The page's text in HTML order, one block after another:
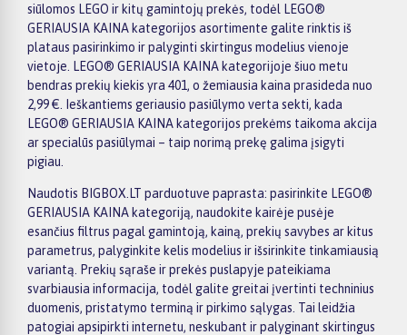
siūlomos LEGO ir kitų gamintojų prekės, todėl LEGO®
GERIAUSIA KAINA kategorijos asortimente galite rinktis iš
plataus pasirinkimo ir palyginti skirtingus modelius vienoje
vietoje. LEGO® GERIAUSIA KAINA kategorijoje šiuo metu
bendras prekių kiekis yra 401, o žemiausia kaina prasideda nuo
2,99 €. Ieškantiems geriausio pasiūlymo verta sekti, kada
LEGO® GERIAUSIA KAINA kategorijos prekėms taikoma akcija
ar specialūs pasiūlymai – taip norimą prekę galima įsigyti
pigiau.
Naudotis BIGBOX.LT parduotuve paprasta: pasirinkite LEGO®
GERIAUSIA KAINA kategoriją, naudokite kairėje pusėje
esančius filtrus pagal gamintoją, kainą, prekių savybes ar kitus
parametrus, palyginkite kelis modelius ir išsirinkite tinkamiausią
variantą. Prekių sąraše ir prekės puslapyje pateikiama
svarbiausia informacija, todėl galite greitai įvertinti techninius
duomenis, pristatymo terminą ir pirkimo sąlygas. Tai leidžia
patogiai apsipirkti internetu, neskubant ir palyginant skirtingus